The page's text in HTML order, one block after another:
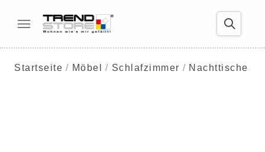
Startseite Möbel Schlafzimmer Nachttische